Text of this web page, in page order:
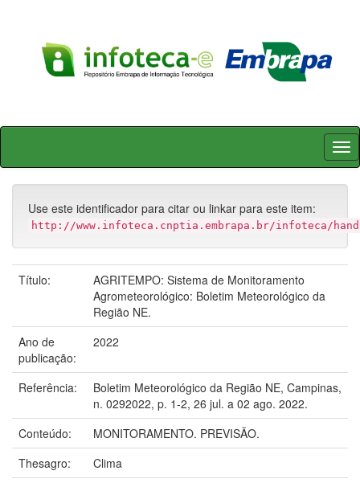
Skip
Use este identificador para citar ou linkar para este item:
http://www.infoteca.cnptia.embrapa.br/infoteca/
Título:
AGRITEMPO: Sistema de Monitoramento
Agrometeorológico: Boletim Meteorológico da
Região NE.
Ano de
publicação:
2022
Referência:
Boletim Meteorológico da Região NE, Campinas,
n. 0292022, p. 1-2, 26 jul. a 02 ago. 2022.
Conteúdo:
MONITORAMENTO. PREVISÃO.
Thesagro:
Clima